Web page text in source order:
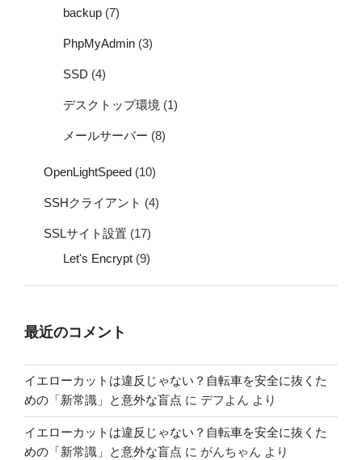
backup (7)
PhpMyAdmin (3)
SSD (4)
デスクトップ環境 (1)
メールサーバー (8)
OpenLightSpeed (10)
SSHクライアント (4)
SSLサイト設置 (17)
Let's Encrypt (9)
最近のコメント
イエローカットは違反じゃない？自転車を安全に抜くた
めの「新常識」と意外な盲点 に デフよん より
イエローカットは違反じゃない？自転車を安全に抜くた
めの「新常識」と意外な盲点 に がんちゃん より